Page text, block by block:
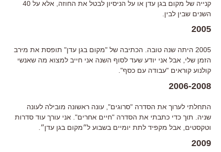
קנייה של מקום בגן עדן או על הניסיון לבטל את החוזה, אלא על 40
השנים שבין לבין.
2005
2005 היתה שנה טובה. הכתיבה של "מקום בגן עדן" תופסת את מירב
הזמן שלי, אבל אני יודע שעד לסוף השנה אני חייב למצוא מה שאנשי
קולנוע קוראים "עבודה עם כסף".
2006-2008
התחלתי לערוך את הסדרה "סרוגים", עונה ראשונה מובילה לעונה
שניה. תוך כדי כתבתי את הסדרה "חיים אחרים". אני עורך עוד סדרות
וטקסטים, אבל מקפיד לתת יומיים בשבוע ל״מקום בגן עדן״.
2009